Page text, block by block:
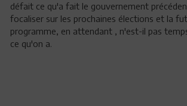
défait ce qu'a fait le gouvernement
focaliser sur les prochaines élections et la
programme, en attendant , n'est-il pas
ce qu'on a.